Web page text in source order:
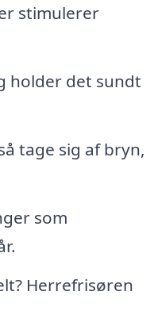
stimulerer
holder det sundt
tage sig af bryn,
som
Herrefrisøren